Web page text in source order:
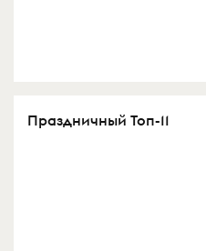
Праздничный Топ-11